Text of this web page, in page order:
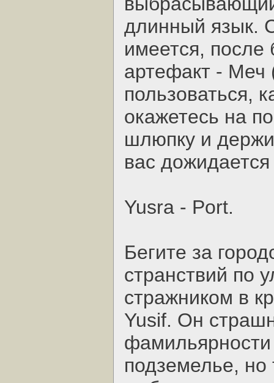
длинный язык.
имеется, после
артефакт - Меч
пользоваться,
окажетесь на
шлюпку и
вас
Yusra - Port.
Бегите за
странствий по
стражником в
Yusif. Он
подземелье, но